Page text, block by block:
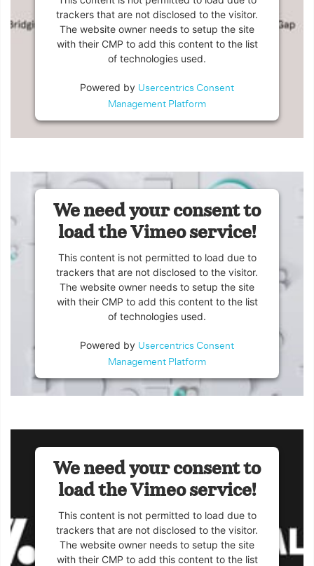
trackers that are not disclosed to the visitor.
The website owner needs to setup the site
with their CMP to add this content to the list
of technologies used.
Powered by Usercentrics Consent
Management Platform
We need your consent to
load the Vimeo service!
This content is not permitted to load due to
trackers that are not disclosed to the visitor.
The website owner needs to setup the site
with their CMP to add this content to the list
of technologies used.
Powered by Usercentrics Consent
Management Platform
We need your consent to
load the Vimeo service!
This content is not permitted to load due to
trackers that are not disclosed to the visitor.
The website owner needs to setup the site
with their CMP to add this content to the list